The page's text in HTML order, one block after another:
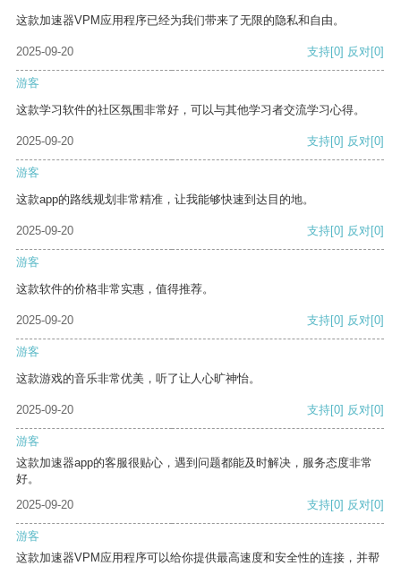
这款加速器VPM应用程序已经为我们带来了无限的隐私和自由。
2025-09-20 支持[0] 反对[0]
游客
这款学习软件的社区氛围非常好，可以与其他学习者交流学习心得。
2025-09-20 支持[0] 反对[0]
游客
这款app的路线规划非常精准，让我能够快速到达目的地。
2025-09-20 支持[0] 反对[0]
游客
这款软件的价格非常实惠，值得推荐。
2025-09-20 支持[0] 反对[0]
游客
这款游戏的音乐非常优美，听了让人心旷神怡。
2025-09-20 支持[0] 反对[0]
游客
这款加速器app的客服很贴心，遇到问题都能及时解决，服务态度非常
好。
2025-09-20
支持[0] 反对[0]
游客
这款加速器VPM应用程序可以给你提供最高速度和安全性的连接，并帮